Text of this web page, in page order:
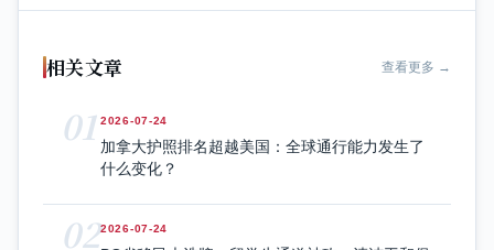
相关文章 查看更多 →
01 2026-07-24
加拿大护照排名超越美国：全球通行能力发生了
什么变化？
022026-07-24